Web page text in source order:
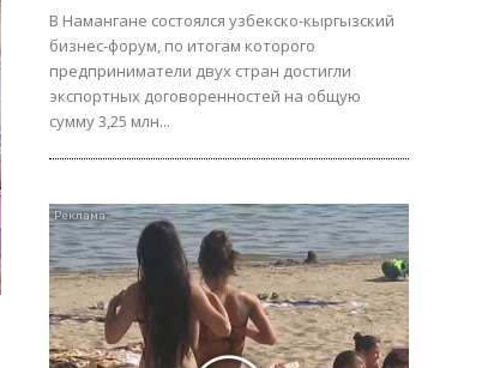
В Намангане состоялся узбекско-кыргызский
бизнес-форум, по итогам которого
предприниматели двух стран достигли
экспортных договоренностей на общую
сумму 3,25 млн...